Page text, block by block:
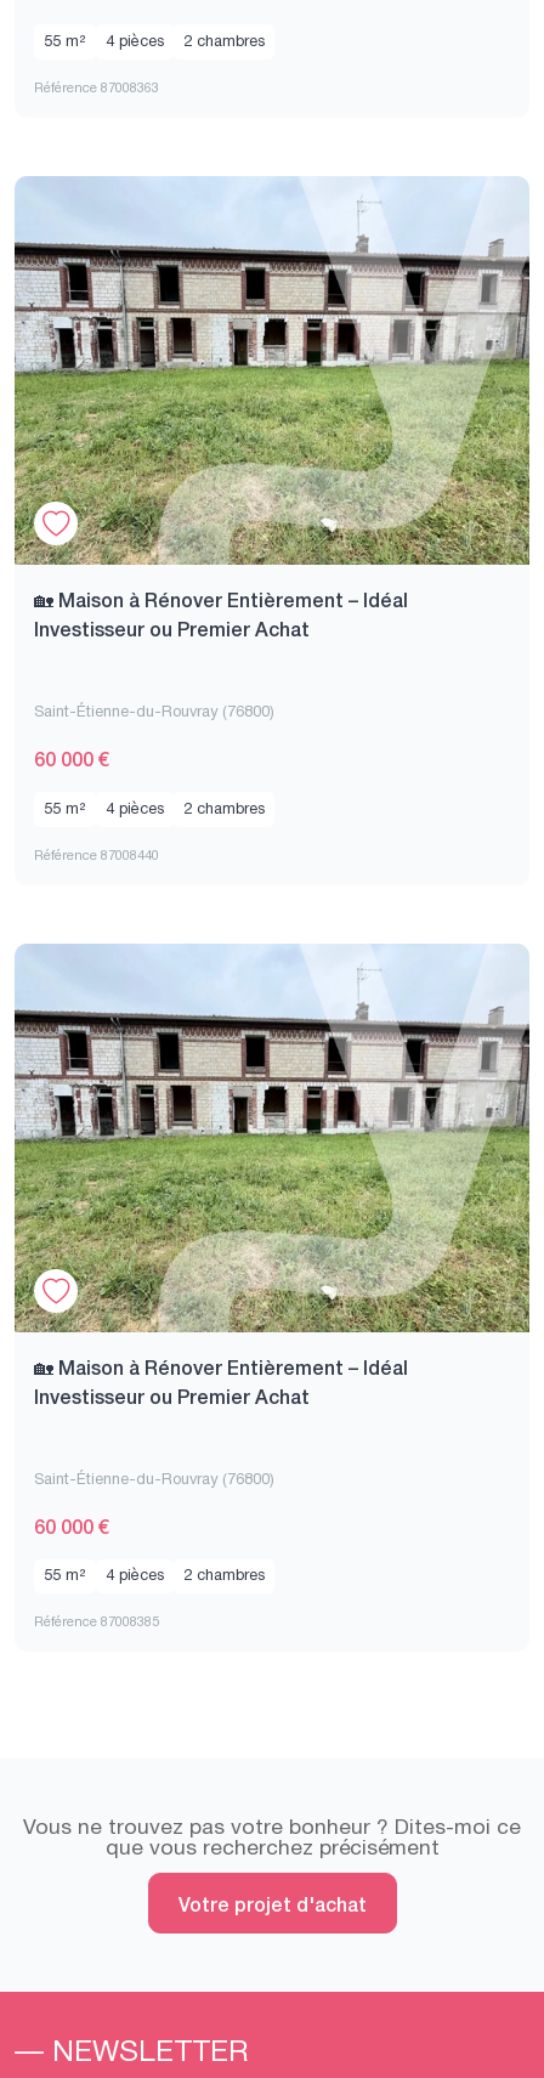
55 m² 4 pièces 2 chambres
Référence 87008363
🏡 Maison à Rénover Entièrement – Idéal
Investisseur ou Premier Achat
Saint-Étienne-du-Rouvray (76800)
60 000 €
55 m² 4 pièces 2 chambres
Référence 87008440
🏡 Maison à Rénover Entièrement – Idéal
Investisseur ou Premier Achat
Saint-Étienne-du-Rouvray (76800)
60 000 €
55 m² 4 pièces 2 chambres
Référence 87008385
Vous ne trouvez pas votre bonheur ? Dites-moi ce
que vous recherchez précisément
Votre projet d'achat
— NEWSLETTER